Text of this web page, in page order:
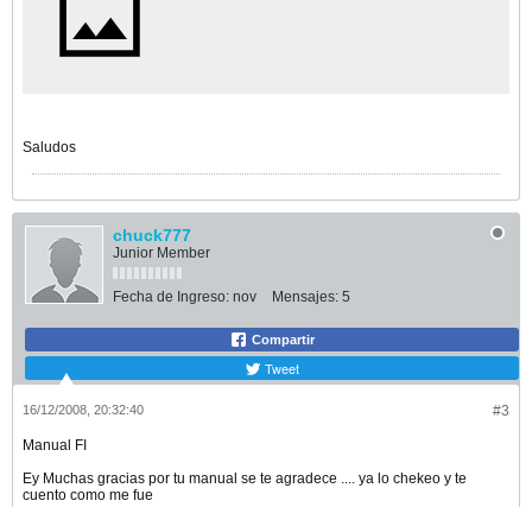
Saludos
chuck777
Junior Member
Fecha de Ingreso: nov Mensajes: 5
Compartir
Tweet
#3
16/12/2008, 20:32:40
Manual FI
Ey Muchas gracias por tu manual se te agradece .... ya lo chekeo y te
cuento como me fue